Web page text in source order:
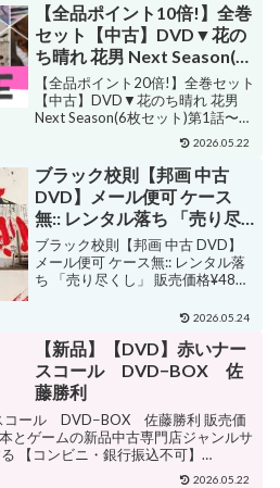
【全品ポイント10倍!】全巻
セット【中古】DVD▼花の
ち晴れ 花男 Next Season(6
枚セット)第1話～第11話 最
終 レンタル落ち
【全品ポイント20倍!】全巻セット
【中古】DVD▼花のち晴れ 花男
Next Season(6枚セット)第1話〜第
11話 最終 レンタル落ち 販売価格
¥6,209ショップ名アマリアミュー
ジック 楽天市場店ジャンルロマ
ンス・ラブストーリー購入...
2026.05.22
ブラック校則【邦画 中古
DVD】メール便可 ケース
無:: レンタル落ち 「売り尽
くし」
ブラック校則【邦画 中古 DVD】
メール便可 ケース無:: レンタル落
ち 「売り尽くし」 販売価格¥48シ
する 佐藤勝利 小野田創楽 高橋海
希央 田中樹 松本ミチロウ 箭内夢
菜...
2026.05.24
【新品】【DVD】赤いナー
スコール DVD−BOX 佐
藤勝利
コール DVD−BOX 佐藤勝利 販売価
とゲームの新品中古専門店ジャンルサ
【コンビニ・銀行振込不可】
2026.05.22